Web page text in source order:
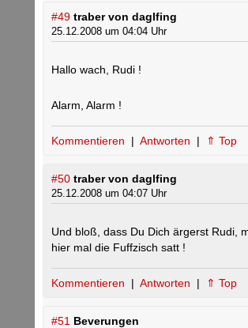
#49 traber von daglfing
25.12.2008 um 04:04 Uhr
Hallo wach, Rudi !
Alarm, Alarm !
Kommentieren | Antworten | ⇑ Top
#50 traber von daglfing
25.12.2008 um 04:07 Uhr
Und bloß, dass Du Dich ärgerst Rudi,
hier mal die Fuffzisch satt !
Kommentieren | Antworten | ⇑ Top
#51 Beverungen